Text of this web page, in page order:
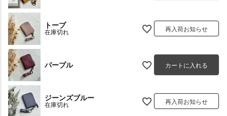
トープ
在庫切れ 再入荷お知らせ
パープル カートに入れる
ジーンズブルー
在庫切れ 再入荷お知らせ